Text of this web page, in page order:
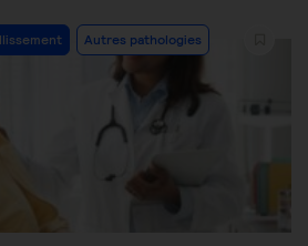
Autres pathologies